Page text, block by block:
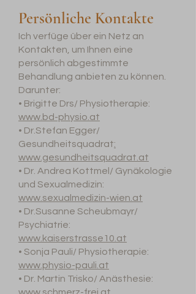
Persönliche Kontakte
Ich verfüge über ein Netz an
Kontakten, um Ihnen eine
persönlich abgestimmte
Behandlung anbieten zu können.
Darunter:
• Brigitte Drs/ Physiotherapie:
www.bd-physio.at
• Dr.Stefan Egger/
Gesundheitsquadrat:
www.gesundheitsquadrat.at
• Dr. Andrea Kottmel/ Gynäkologie
und Sexualmedizin:
www.sexualmedizin-wien.at
• Dr.Susanne Scheubmayr/
Psychiatrie:
www.kaiserstrasse10.at
• Sonja Pauli/ Physiotherapie:
www.physio-pauli.at
• Dr. Martin Trisko/ Anästhesie: